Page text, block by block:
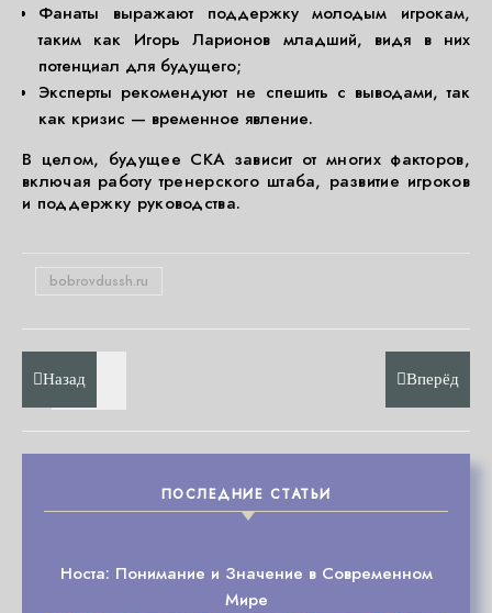
Фанаты выражают поддержку молодым игрокам,
таким как Игорь Ларионов младший, видя в них
потенциал для будущего;
Эксперты рекомендуют не спешить с выводами, так
как кризис — временное явление.
В целом, будущее СКА зависит от многих факторов,
включая работу тренерского штаба, развитие игроков
и поддержку руководства.
bobrovdussh.ru
Назад Вперёд
ПОСЛЕДНИЕ СТАТЬИ
Носта: Понимание и Значение в Современном
Мире